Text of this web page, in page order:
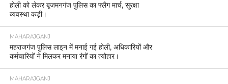
होली को लेकर बृजमनगंज पुलिस का फ्लैग मार्च, सुरक्षा
व्यवस्था कड़ी।
MAHARAJGANJ
महराजगंज पुलिस लाइन में मनाई गई होली, अधिकारियों और
कर्मचारियों ने मिलकर मनाया रंगों का त्योहार।
MAHARAJGANJ